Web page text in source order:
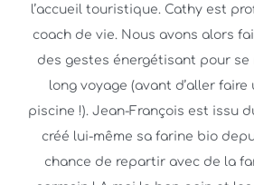
l’accueil touristique. Cathy est
coach de vie. Nous avons alors
des gestes énergétisant pour se
long voyage (avant d’aller
piscine !). Jean-François est issu
créé lui-même sa farine bio
chance de repartir avec de la